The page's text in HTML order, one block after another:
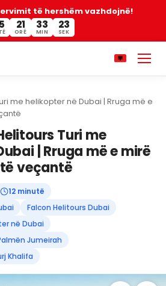
të hershëm vazhdojnë!
21
ORË
33
MIN
22
SEK
me helikopter në Dubai | Rruga më e
Turi me
| Rruga më e mirë
veçantë
12 minutë
Falcon Helitours Dubai
në Dubai
Jumeirah
Khalifa